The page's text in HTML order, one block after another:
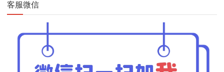
客服微信